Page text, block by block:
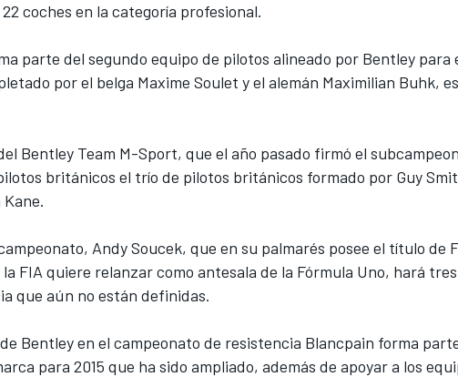
coches en la categoría profesional.
parte del segundo equipo de pilotos alineado por Bentley para
por el belga Maxime Soulet y el alemán Maximilian Buhk,
Bentley Team M-Sport, que el año pasado firmó el
británicos el trío de pilotos británicos formado por Guy
Andy Soucek, que en su palmarés posee el título de
FIA quiere relanzar como antesala de la Fórmula Uno, hará
que aún no están definidas.
Bentley en el campeonato de resistencia Blancpain forma
para 2015 que ha sido ampliado, además de apoyar a los